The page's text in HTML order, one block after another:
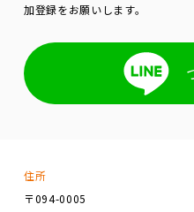
加登録をお願いします。
住所
〒094-0005